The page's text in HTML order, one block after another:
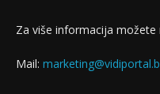
Za više informacija možete
Mail: